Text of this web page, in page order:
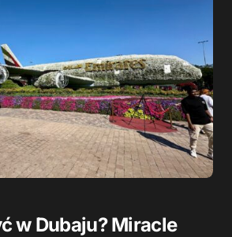
w Dubaju? Miracle